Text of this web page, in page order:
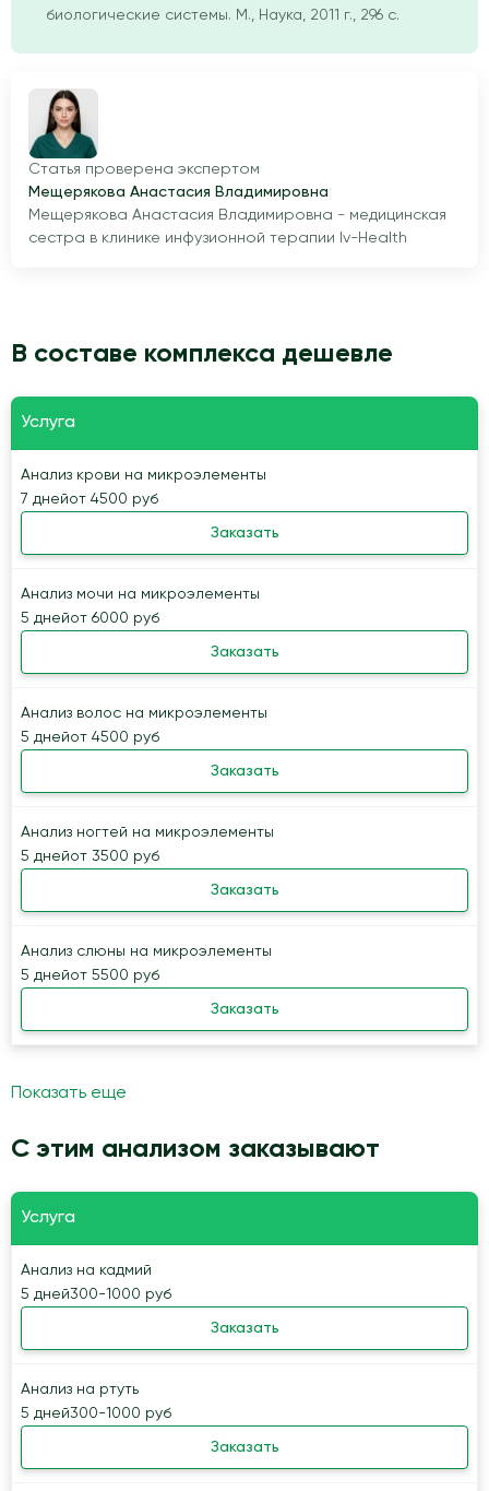
биологические системы. М., Наука, 2011 г., 296 с.
Статья проверена экспертом
Мещерякова Анастасия Владимировна
Мещерякова Анастасия Владимировна - медицинская
сестра в клинике инфузионной терапии Iv-Health
В составе комплекса дешевле
Услуга
Анализ крови на микроэлементы
7 днейот 4500 руб
Заказать
Анализ мочи на микроэлементы
5 днейот 6000 руб
Заказать
Анализ волос на микроэлементы
5 днейот 4500 руб
Заказать
Анализ ногтей на микроэлементы
5 днейот 3500 руб
Заказать
Анализ слюны на микроэлементы
5 днейот 5500 руб
Заказать
Показать еще
С этим анализом заказывают
Услуга
Анализ на кадмий
5 дней300-1000 руб
Заказать
Анализ на ртуть
5 дней300-1000 руб
Заказать